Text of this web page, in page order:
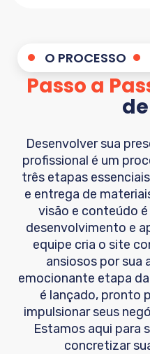
O PROCESSO
Passo a
Desenvolver sua
profissional é um
três etapas
e entrega de
visão e conteúdo
desenvolvimento e
equipe cria o site
ansiosos por sua
emocionante etapa
é lançado, pronto
impulsionar seus
Estamos aqui para
concretizar